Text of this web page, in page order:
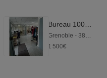
1 500€